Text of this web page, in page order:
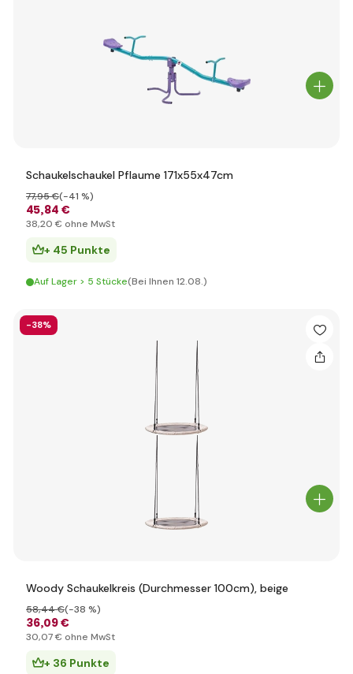
Schaukelschaukel Pflaume 171x55x47cm
45,84 €
77,95 €(-41 %)
38,20 € ohne MwSt
+ 45 Punkte
Auf Lager > 5 Stücke(Bei Ihnen 12.08.)
-38%
Woody Schaukelkreis (Durchmesser 100cm), beige
36,09 €
58,44 €(-38 %)
30,07 € ohne MwSt
+ 36 Punkte